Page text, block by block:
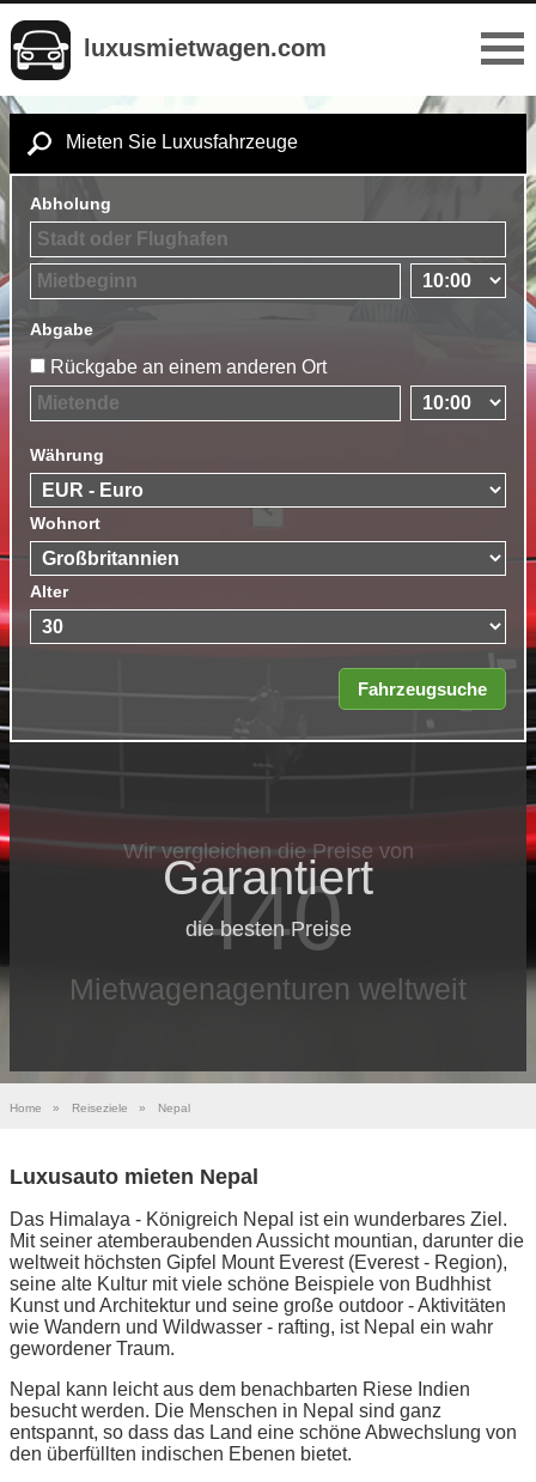
luxusmietwagen.com
Mieten Sie Luxusfahrzeuge
Abholung
Abgabe
Rückgabe an einem anderen Ort
Währung
Wohnort
Alter
Garantiert
die besten Preise
Home » Reiseziele » Nepal
Luxusauto mieten Nepal
Das Himalaya - Königreich Nepal ist ein wunderbares Ziel.
Mit seiner atemberaubenden Aussicht mountian, darunter die
weltweit höchsten Gipfel Mount Everest (Everest - Region),
seine alte Kultur mit viele schöne Beispiele von Budhhist
Kunst und Architektur und seine große outdoor - Aktivitäten
wie Wandern und Wildwasser - rafting, ist Nepal ein wahr
gewordener Traum.
Nepal kann leicht aus dem benachbarten Riese Indien
besucht werden. Die Menschen in Nepal sind ganz
entspannt, so dass das Land eine schöne Abwechslung von
den überfüllten indischen Ebenen bietet.